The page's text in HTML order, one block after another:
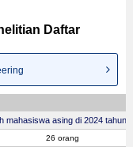
Daftar
mahasiswa asing di 2024 tahun
26 orang